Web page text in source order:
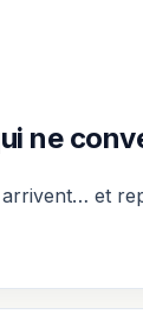
ne
arrivent… et